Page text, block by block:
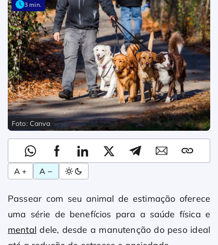
Foto: Canva
3 min.
A + A −
Passear com seu animal de estimação oferece
uma série de benefícios para a saúde física e
mental dele, desde a manutenção do peso ideal